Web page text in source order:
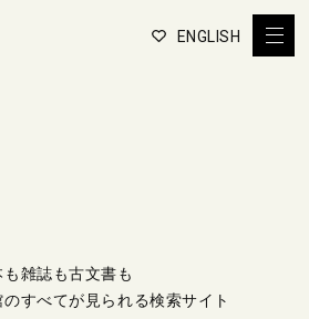
ENGLISH
も雑誌も古文書も
すべてが見られる検索サイト